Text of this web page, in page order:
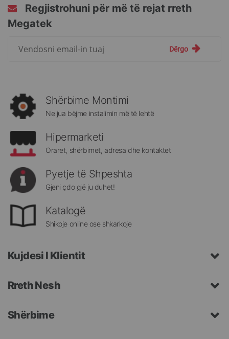
Regjistrohuni për më të rejat rreth
Megatek
rreth
Megatek:
Dërgo
Shërbime Montimi
Ne jua bëjme instalimin më të lehtë
Hipermarketi
Oraret, shërbimet, adresa dhe kontaktet
Pyetje të Shpeshta
Gjeni çdo gjë ju duhet!
Katalogë
Shikoje online ose shkarkoje
Kujdesi I Klientit
Rreth Nesh
Shërbime